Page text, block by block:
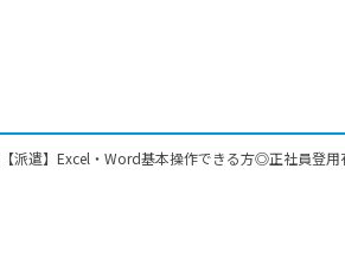
派遣】Excel・Word基本操作できる方◎正社員登用